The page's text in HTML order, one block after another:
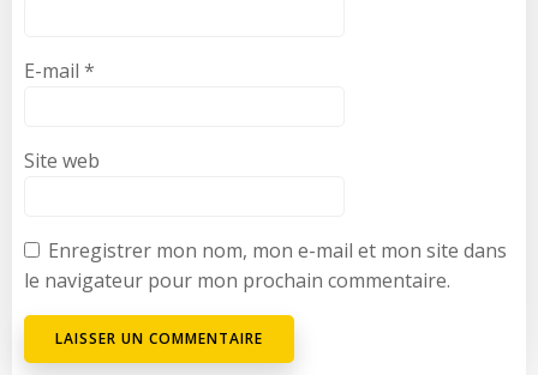
E-mail *
Site web
Enregistrer mon nom, mon e-mail et mon site dans
le navigateur pour mon prochain commentaire.